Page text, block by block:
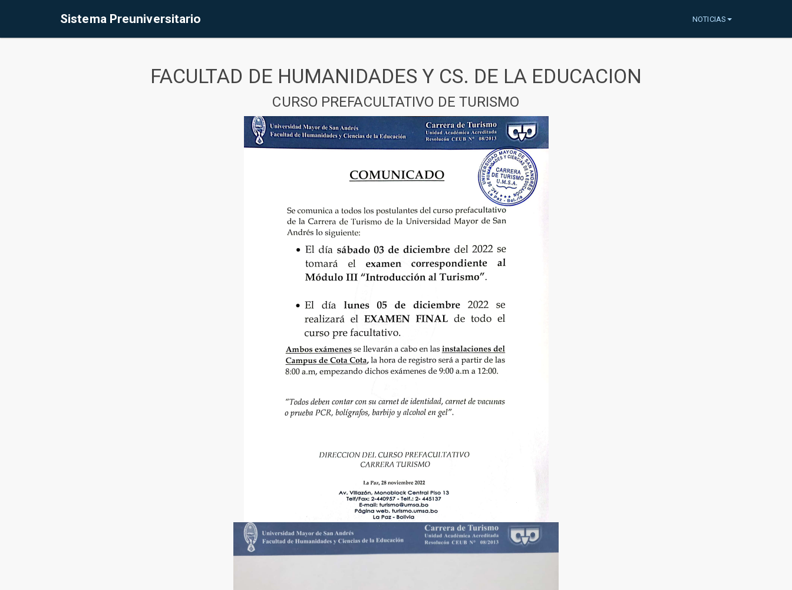
Sistema Preuniversitario NOTICIAS
FACULTAD DE HUMANIDADES Y CS. DE LA EDUCACION
CURSO PREFACULTATIVO DE TURISMO